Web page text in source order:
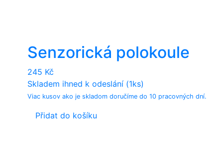
Senzorická polokoule
245 Kč
Skladem ihned k odeslání (1ks)
Viac kusov ako je skladom doručíme do 10 pracovných dní.
Přidat do košíku